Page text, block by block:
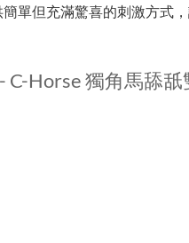
單但充滿驚喜的刺激方式
C-Horse 獨角馬舔